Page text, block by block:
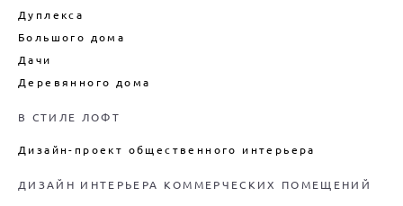
Дуплекса
Большого дома
Дачи
Деревянного дома
В СТИЛЕ ЛОФТ
Дизайн-проект общественного интерьера
ДИЗАЙН ИНТЕРЬЕРА КОММЕРЧЕСКИХ ПОМЕЩЕНИЙ